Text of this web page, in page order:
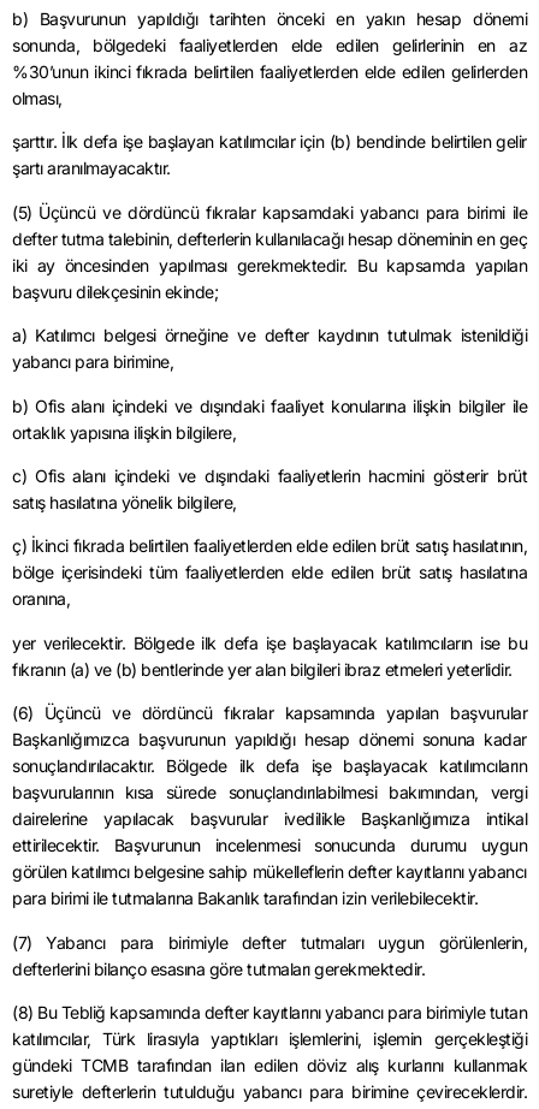
b) Başvurunun yapıldığı tarihten önceki en yakın hesap dönemi
sonunda, bölgedeki faaliyetlerden elde edilen gelirlerinin en az
%30’unun ikinci fıkrada belirtilen faaliyetlerden elde edilen gelirlerden
olması,
şarttır. İlk defa işe başlayan katılımcılar için (b) bendinde belirtilen gelir
şartı aranılmayacaktır.
(5) Üçüncü ve dördüncü fıkralar kapsamdaki yabancı para birimi ile
defter tutma talebinin, defterlerin kullanılacağı hesap döneminin en geç
iki ay öncesinden yapılması gerekmektedir. Bu kapsamda yapılan
başvuru dilekçesinin ekinde;
a) Katılımcı belgesi örneğine ve defter kaydının tutulmak istenildiği
yabancı para birimine,
b) Ofis alanı içindeki ve dışındaki faaliyet konularına ilişkin bilgiler ile
ortaklık yapısına ilişkin bilgilere,
c) Ofis alanı içindeki ve dışındaki faaliyetlerin hacmini gösterir brüt
satış hasılatına yönelik bilgilere,
ç) İkinci fıkrada belirtilen faaliyetlerden elde edilen brüt satış hasılatının,
bölge içerisindeki tüm faaliyetlerden elde edilen brüt satış hasılatına
oranına,
yerverilecektir. Bölgede ilk defa işe başlayacak katılımcıların ise bu
fıkranın (a) ve (b) bentlerinde yer alan bilgileri ibraz etmeleri yeterlidir.
(6) Üçüncü ve dördüncü fıkralar kapsamında yapılan başvurular
Başkanlığımızca başvurunun yapıldığı hesap dönemi sonuna kadar
sonuçlandırılacaktır. Bölgede ilk defa işe başlayacak katılımcıların
başvurularının kısa sürede sonuçlandırılabilmesi bakımından, vergi
dairelerine yapılacak başvurular ivedilikle Başkanlığımıza intikal
ettirilecektir. Başvurunun incelenmesi sonucunda durumu uygun
görülen katılımcı belgesine sahip mükelleflerin defter kayıtlarını yabancı
para birimi ile tutmalarına Bakanlık tarafından izin verilebilecektir.
(7) Yabancı para birimiyle defter tutmaları uygun görülenlerin,
defterlerini bilanço esasına göre tutmaları gerekmektedir.
(8) Bu Tebliğ kapsamında defter kayıtlarını yabancı para birimiyle tutan
katılımcılar, Türk lirasıyla yaptıkları işlemlerini, işlemin gerçekleştiği
gündeki TCMB tarafından ilan edilen döviz alış kurlarını kullanmak
suretiyle defterlerin tutulduğu yabancı para birimine çevireceklerdir.